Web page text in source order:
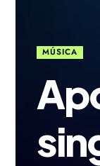
MÚSICA